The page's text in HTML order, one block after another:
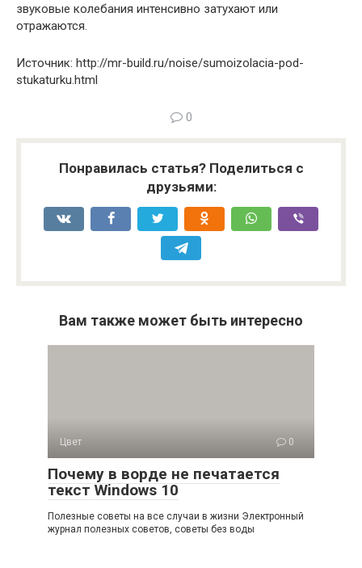
звуковые колебания интенсивно затухают или
отражаются.
Источник: http://mr-build.ru/noise/sumoizolacia-pod-
stukaturku.html
0
Понравилась статья? Поделиться с
друзьями:
Вам также может быть интересно
Цвет 0
Почему в ворде не печатается
текст Windows 10
Полезные советы на все случаи в жизни Электронный
журнал полезных советов, советы без воды